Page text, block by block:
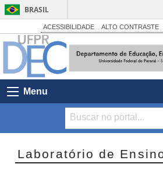
BRASIL
ACESSIBILIDADE ALTO CONTRASTE
Menu
Laboratório de